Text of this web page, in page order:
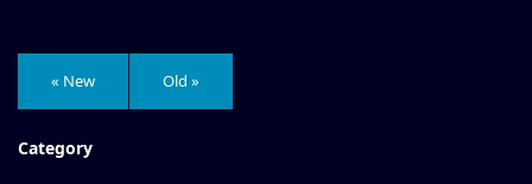
« New Old »
Category